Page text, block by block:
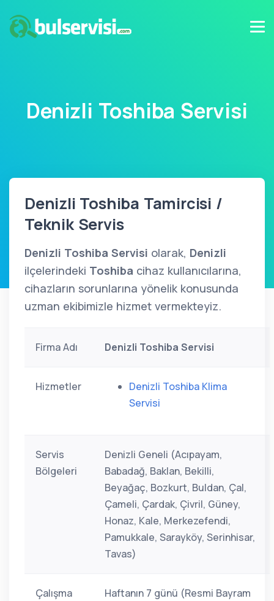
Denizli Toshiba Servisi
Denizli Toshiba Tamircisi /
Teknik Servis
Denizli Toshiba Servisi olarak, Denizli
ilçelerindeki Toshiba cihaz kullanıcılarına,
cihazların sorunlarına yönelik konusunda
uzman ekibimizle hizmet vermekteyiz.
Firma Adı Denizli Toshiba Servisi
Hizmetler
Denizli Toshiba Klima
Servisi
Servis
Bölgeleri
Denizli Geneli (Acıpayam,
Babadağ, Baklan, Bekilli,
Beyağaç, Bozkurt, Buldan, Çal,
Çameli, Çardak, Çivril, Güney,
Honaz, Kale, Merkezefendi,
Pamukkale, Sarayköy, Serinhisar,
Tavas)
Çalışma
Haftanın 7 günü (Resmi Bayram